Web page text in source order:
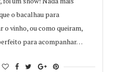
o bacalhau para
o vinho, ou como queiram,
para acompanhar…